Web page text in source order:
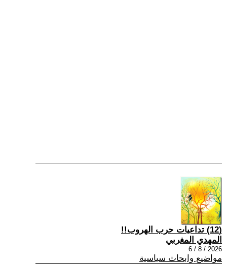
(12) تداعيات حرب الهروب!!
المهدي المغربي
2026 / 8 / 6
مواضيع وابحاث سياسية